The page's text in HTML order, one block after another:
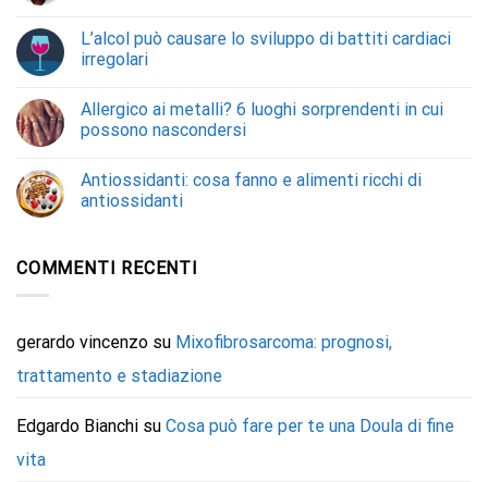
L’alcol può causare lo sviluppo di battiti cardiaci
irregolari
Allergico ai metalli? 6 luoghi sorprendenti in cui
possono nascondersi
Antiossidanti: cosa fanno e alimenti ricchi di
antiossidanti
COMMENTI RECENTI
gerardo vincenzo su Mixofibrosarcoma: prognosi,
trattamento e stadiazione
Edgardo Bianchi su Cosa può fare per te una Doula di fine
vita